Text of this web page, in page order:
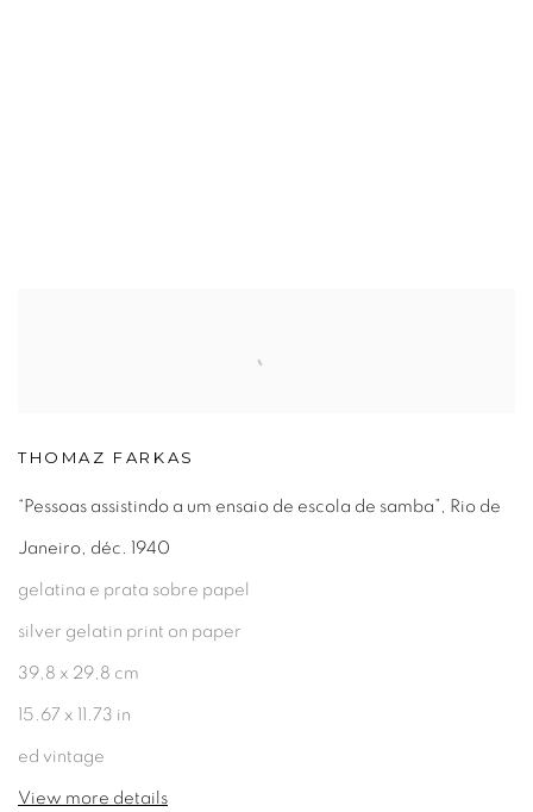
THOMAZ FARKAS
“Pessoas assistindo a um ensaio de escola de samba”, Rio de
Janeiro, déc. 1940
gelatina e prata sobre papel
silver gelatin print on paper
39,8 x 29,8 cm
15.67 x 11.73 in
ed vintage
View more details